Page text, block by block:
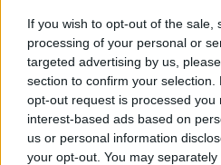
If you wish to opt-out of the sale,
processing of your personal or
targeted advertising by us,
section to confirm your
opt-out request is processed you
interest-based ads based on
us or personal information
your opt-out. You may
Διαβάστε επίσης:
Ποιες τροφές
φούρνο μικροκυμάτων
Ποιο λαχανικό
ψυγείο